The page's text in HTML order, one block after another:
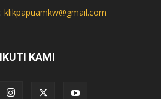
klikpapuamkw@gmail.com
IKUTI KAMI